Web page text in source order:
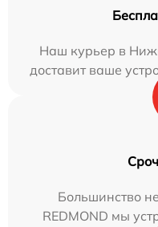
Наш курьер в
доставит ваше
Большинство
REDMOND мы